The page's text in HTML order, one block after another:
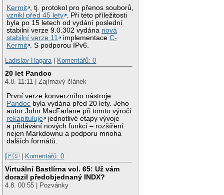
Kermit , tj. protokol pro přenos souborů,
vznikl před 45 lety . Při této příležitosti
byla po 15 letech od vydání poslední
stabilní verze 9.0.302 vydána nová
stabilní verze 11
implementaceC-
Kermit . S podporou IPv6.
Ladislav Hagara | Komentářů: 0
20 let Pandoc
4.8. 11:11 | Zajímavý článek
První verze konverzního nástroje
Pandoc byla vydána před 20 lety. Jeho
autor John MacFarlane při tomto výročí
rekapituluje
jednotlivé etapy vývoje
a přidávání nových funkcí – rozšíření
nejen Markdownu a podporu mnoha
dalších formátů.
|🇵🇸 | Komentářů: 0
Virtuální Bastlírna vol. 65: Už vám
dorazil předobjednaný INDX?
4.8. 00:55 | Pozvánky